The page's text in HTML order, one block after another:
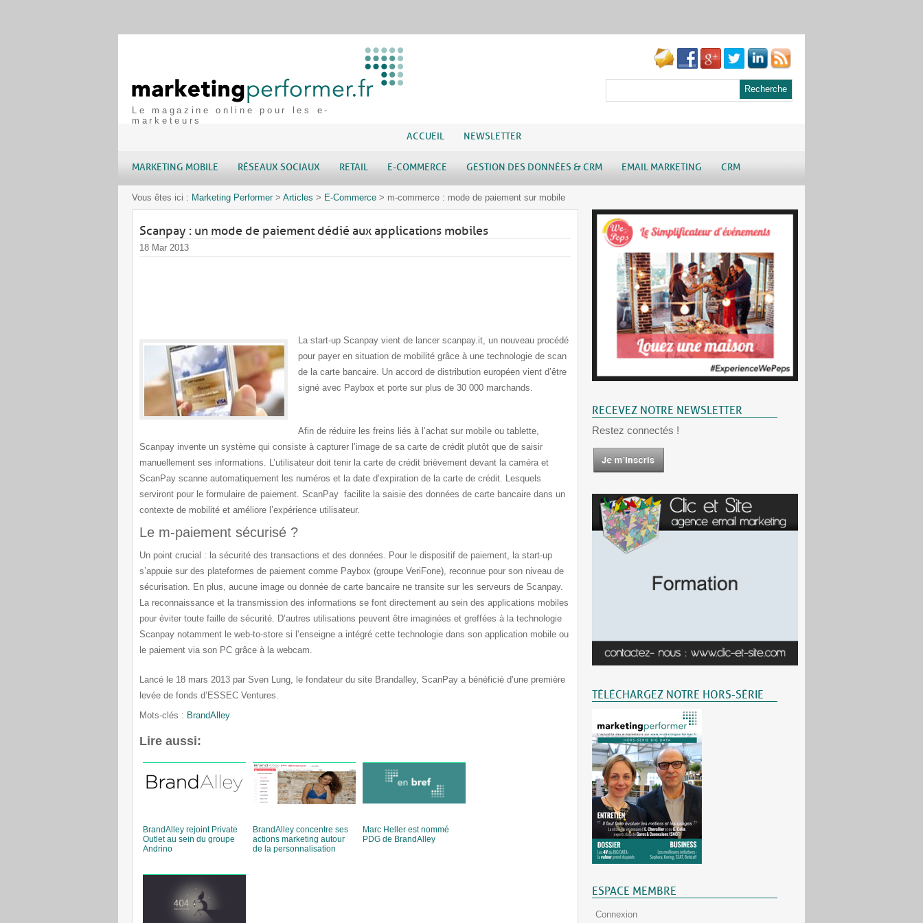
Le magazine online pour les e-
marketeurs
ACCUEIL NEWSLETTER
MARKETING MOBILE RÉSEAUX SOCIAUX RETAIL E-COMMERCE GESTION DES DONNÉES & CRM EMAIL MARKETING CRM
Vous êtes ici : Marketing Performer> Articles > E-Commerce > m-commerce : mode de paiement sur mobile
Scanpay : un mode de paiement dédié aux applications mobiles
18 Mar 2013
La start-up Scanpay vient de lancer scanpay.it, un nouveau procédé
pour payer en situation de mobilité grâce à une technologie de scan
de la carte bancaire. Un accord de distribution européen vient d’être
signé avec Paybox et porte sur plus de 30 000 marchands.
Afin de réduire les freins liés à l’achat sur mobile ou tablette,
Scanpay invente un système qui consiste à capturer l’image de sa carte de crédit plutôt que de saisir
manuellement ses informations. L’utilisateur doit tenir la carte de crédit brièvement devant la caméra et
ScanPay scanne automatiquement les numéros et la date d’expiration de la carte de crédit. Lesquels
serviront pour le formulaire de paiement. ScanPay facilite la saisie des données de carte bancaire dans un
contexte de mobilité et améliore l’expérience utilisateur.
Le m-paiement sécurisé ?
Un point crucial : la sécurité des transactions et des données. Pour le dispositif de paiement, la start-up
s’appuie sur des plateformes de paiement comme Paybox (groupe VeriFone), reconnue pour son niveau de
sécurisation. En plus, aucune image ou donnée de carte bancaire ne transite sur les serveurs de Scanpay.
La reconnaissance et la transmission des informations se font directement au sein des applications mobiles
pour éviter toute faille de sécurité. D’autres utilisations peuvent être imaginées et greffées à la technologie
Scanpay notamment le web-to-store si l’enseigne a intégré cette technologie dans son application mobile ou
le paiement via son PC grâce à la webcam.
Lancé le 18 mars 2013 par Sven Lung, le fondateur du site Brandalley, ScanPay a bénéficié d’une première
levée de fonds d’ESSEC Ventures.
Mots-clés : BrandAlley
Lire aussi:
BrandAlley rejoint Private
Outlet au sein du groupe
Andrino
BrandAlley concentre ses
actions marketing autour
de la personnalisation
Marc Heller est nommé
PDG de BrandAlley
RECEVEZ NOTRE NEWSLETTER
Restez connectés !
TÉLÉCHARGEZ NOTRE HORS-SÉRIE
ESPACE MEMBRE
Connexion